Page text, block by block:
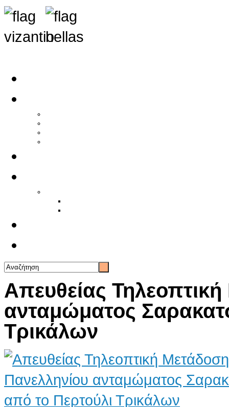
Απευθείας
ανταμώματος
Τρικάλων